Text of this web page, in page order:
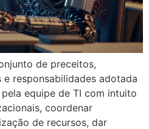
de preceitos,
responsabilidades adotada
equipe de TI com intuito
coordenar
de recursos, dar